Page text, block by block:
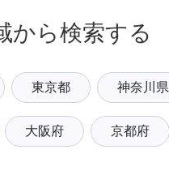
から検索する
東京都 神奈川県
大阪府 京都府